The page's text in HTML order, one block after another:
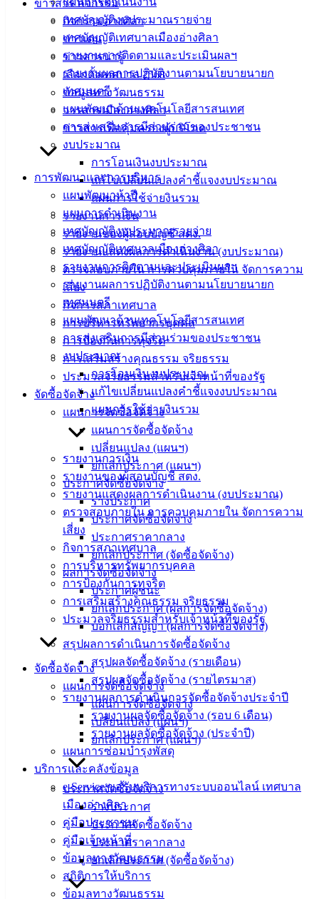
เทศบัญญัติงบประมาณรายจ่าย
เทศบัญญัติเทศบาลเมืองอ่างศิลา
รายงานการติดตามและประเมินผลฯ
รายงานผลการปฏิบัติงานตามนโยบายนายก
เทศมนตรี
แผนพัฒนาด้านเทคโนโลยีสารสนเทศ
การส่งเสริมการมีส่วนร่วมของประชาชน
งบประมาณ
การโอนเงินงบประมาณ
แก้ไขเปลี่ยนแปลงคำชี้แจงงบประมาณ
แผนการใช้จ่ายงินรวม
รายงานการเงิน
รายงานของผู้สอบบัญชี สตง.
รายงานแสดงผลการดำเนินงาน (งบประมาณ)
ตรวจสอบภายใน การควบคุมภายใน จัดการความ
เสี่ยง
กิจการสภาเทศบาล
การบริหารทรัพยากรบุคคล
การป้องกันการทุจริต
การเสริมสร้างคุณธรรม จริยธรรม
ประมวลจริยธรรมสำหรับเจ้าหน้าที่ของรัฐ
จัดซื้อจัดจ้าง
แผนการจัดซื้อจัดจ้าง
แผนการจัดซื้อจัดจ้าง
เปลี่ยนแปลง (แผนฯ)
ยกเลิกประกาศ (แผนฯ)
ประกาศจัดซื้อจัดจ้าง
ร่างประกาศ
ประกาศจัดซื้อจัดจ้าง
ประกาศราคากลาง
ยกเลิกประกาศ (จัดซื้อจัดจ้าง)
ผลการจัดซื้อจัดจ้าง
ประกาศผู้ชนะ
ยกเลิกประกาศ (ผลการจัดซื้อจัดจ้าง)
บอกเลิกสัญญา (ผลการจัดซื้อจัดจ้าง)
สรุปผลการดำเนินการจัดซื้อจัดจ้าง
สรุปผลจัดซื้อจัดจ้าง (รายเดือน)
สรุปผลจัดซื้อจัดจ้าง (รายไตรมาส)
รายงานผลการดำเนินการจัดซื้อจัดจ้างประจำปี
รายงานผลจัดซื้อจัดจ้าง (รอบ 6 เดือน)
รายงานผลจัดซื้อจัดจ้าง (ประจำปี)
แผนการซ่อมบำรุงพัสดุ
บริการและคลังข้อมูล
e-Service ขอรับบริการทางระบบออนไลน์ เทศบาล
เมืองอ่างศิลา
คู่มือประชาชน
คู่มือเจ้าหน้าที่
ข้อมูลทางวัฒนธรรม
สถิติการให้บริการ
ข้อมูลทางวัฒนธรรม
ข่าวสาร กิจกรรม
กิจกรรมอ่างศิลา
ข่าวเด่น
ข่าวสารน่ารู้
เลือกตั้งเทศบาล 2568
ข้อมูลทางวัฒนธรรม
วารสารเมืองอ่างศิลา
ข่าวสารเพื่อคุ้มครองผู้บริโภค
การพัฒนาและการบริหาร
แผนพัฒนาห้าปี
แผนการดำเนินงาน
เทศบัญญัติงบประมาณรายจ่าย
เทศบัญญัติเทศบาลเมืองอ่างศิลา
รายงานการติดตามและประเมินผลฯ
รายงานผลการปฏิบัติงานตามนโยบายนายก
เทศมนตรี
แผนพัฒนาด้านเทคโนโลยีสารสนเทศ
การส่งเสริมการมีส่วนร่วมของประชาชน
งบประมาณ
การโอนเงินงบประมาณ
แก้ไขเปลี่ยนแปลงคำชี้แจงงบประมาณ
แผนการใช้จ่ายงินรวม
รายงานการเงิน
รายงานของผู้สอบบัญชี สตง.
รายงานแสดงผลการดำเนินงาน (งบประมาณ)
ตรวจสอบภายใน การควบคุมภายใน จัดการความ
เสี่ยง
กิจการสภาเทศบาล
การบริหารทรัพยากรบุคคล
การป้องกันการทุจริต
การเสริมสร้างคุณธรรม จริยธรรม
ประมวลจริยธรรมสำหรับเจ้าหน้าที่ของรัฐ
จัดซื้อจัดจ้าง
แผนการจัดซื้อจัดจ้าง
แผนการจัดซื้อจัดจ้าง
เปลี่ยนแปลง (แผนฯ)
ยกเลิกประกาศ (แผนฯ)
ประกาศจัดซื้อจัดจ้าง
ร่างประกาศ
ประกาศจัดซื้อจัดจ้าง
ประกาศราคากลาง
ยกเลิกประกาศ (จัดซื้อจัดจ้าง)
คู่มือ
สำหรับ
ประชาชน/
คู่มือการ
ปฏิบัติ
งาน
ข่าวสาร
น่ารู้
ศุนย์
ข่าวสาร
อิเล็กทรอนิกส์
องค์
ความรู้
(Knowledge
Management)
เทศบาล
สายตรง
นายก
ประวัติ
เทศบาล
ผู้บริหาร
และ
หัวหน้า
ส่วน
ราชการ
เทศบาล
สงวนลิขสิทธิ์ © 2563 เทศบาลเมืองอ่างศิลา จังหวัดชลบุรี |
angsilacity.go.th | Powered byBuuscript